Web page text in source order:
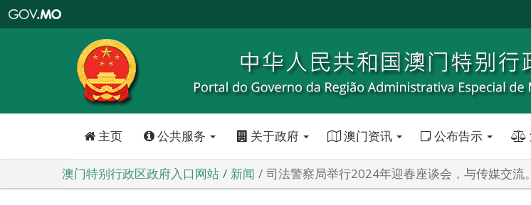
特
政
区
政
口
主页 公共服务 关于政府 澳门资讯 公布告示
澳门特别行政区政府入口网站 新闻 司法警察局举行2024年迎春座谈会，与传媒交流。